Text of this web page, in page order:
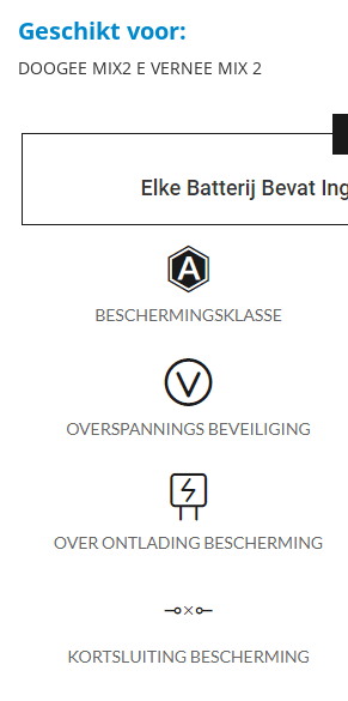
Geschikt voor:
DOOGEE MIX2 E VERNEE MIX 2